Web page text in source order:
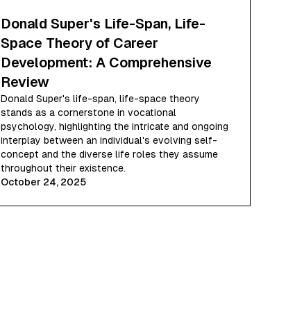
Donald Super's Life-Span, Life-
Space Theory of Career
Development: A Comprehensive
Review
Donald Super's life-span, life-space theory
stands as a cornerstone in vocational
psychology, highlighting the intricate and ongoing
interplay between an individual's evolving self-
concept and the diverse life roles they assume
throughout their existence.
October 24, 2025